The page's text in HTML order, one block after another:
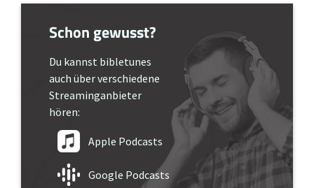
Schon gewusst?
Du kannst bibletunes
auch über verschiedene
Streaminganbieter
hören:
Apple Podcasts
Google Podcasts